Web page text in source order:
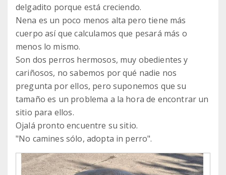
delgadito porque está creciendo.
Nena es un poco menos alta pero tiene más
cuerpo así que calculamos que pesará más o
menos lo mismo.
Son dos perros hermosos, muy obedientes y
cariñosos, no sabemos por qué nadie nos
pregunta por ellos, pero suponemos que su
tamaño es un problema a la hora de encontrar un
sitio para ellos.
Ojalá pronto encuentre su sitio.
"No camines sólo, adopta in perro".